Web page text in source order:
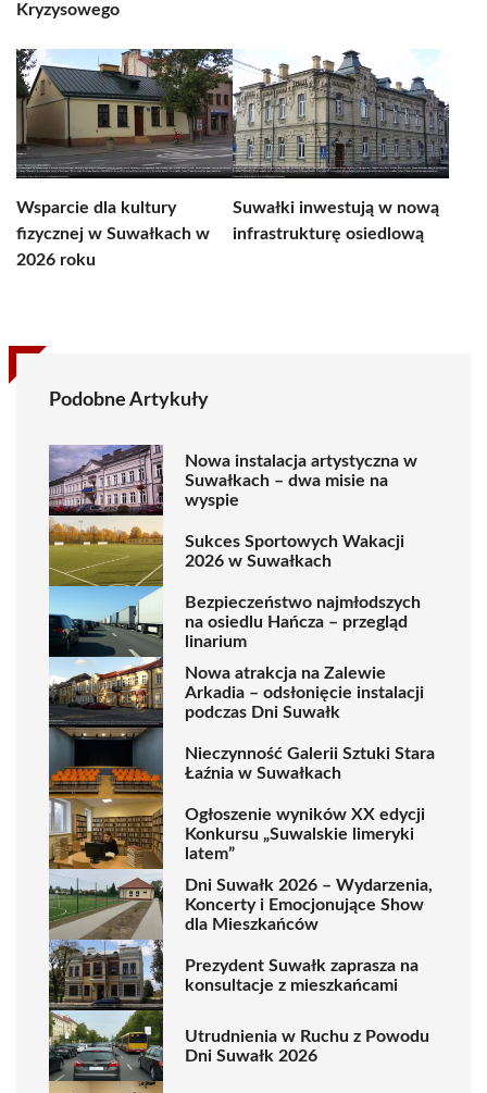
Kryzysowego
Wsparcie dla kultury
fizycznej w Suwałkach w
2026 roku
Suwałki inwestują w nową
infrastrukturę osiedlową
Podobne Artykuły
Nowa instalacja artystyczna w
Suwałkach – dwa misie na
wyspie
Sukces Sportowych Wakacji
2026 w Suwałkach
Bezpieczeństwo najmłodszych
na osiedlu Hańcza – przegląd
linarium
Nowa atrakcja na Zalewie
Arkadia – odsłonięcie instalacji
podczas Dni Suwałk
Nieczynność Galerii Sztuki Stara
Łaźnia w Suwałkach
Ogłoszenie wyników XX edycji
Konkursu „Suwalskie limeryki
latem”
Dni Suwałk 2026 – Wydarzenia,
Koncerty i Emocjonujące Show
dla Mieszkańców
Prezydent Suwałk zaprasza na
konsultacje z mieszkańcami
Utrudnienia w Ruchu z Powodu
Dni Suwałk 2026